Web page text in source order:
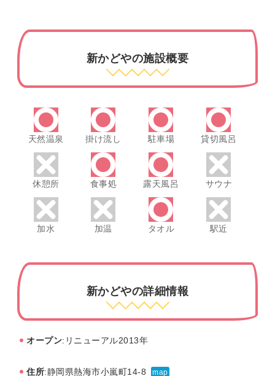
新かどやの施設概要
天然温泉 掛け流し 駐車場 貸切風呂
休憩所 食事処 露天風呂 サウナ
加水 加温 タオル 駅近
新かどやの詳細情報
オープン:リニューアル2013年
住所:静岡県熱海市小嵐町14-8 map